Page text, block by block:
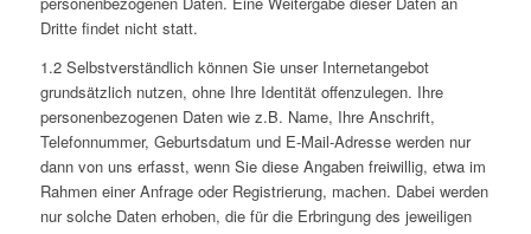
Dritte findet nicht statt.
1.2 Selbstverständlich können Sie unser Internetangebot
grundsätzlich nutzen, ohne Ihre Identität offenzulegen. Ihre
personenbezogenen Daten wie z.B. Name, Ihre Anschrift,
Telefonnummer, Geburtsdatum und E-Mail-Adresse werden nur
dann von uns erfasst, wenn Sie diese Angaben freiwillig, etwa im
Rahmen einer Anfrage oder Registrierung, machen. Dabei werden
nur solche Daten erhoben, die für die Erbringung des jeweiligen